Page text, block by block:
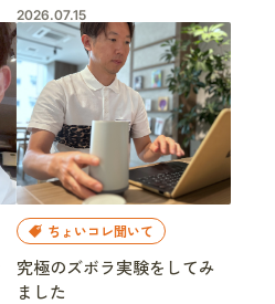
2026.07.15
ちょいコレ聞いて
究極のズボラ実験をしてみ
ました